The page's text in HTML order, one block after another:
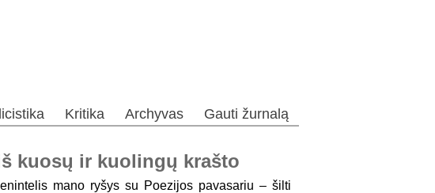
Kritika Archyvas Gauti žurnalą
kuosų ir kuolingų krašto
mano ryšys su Poezijos pavasariu – šilti